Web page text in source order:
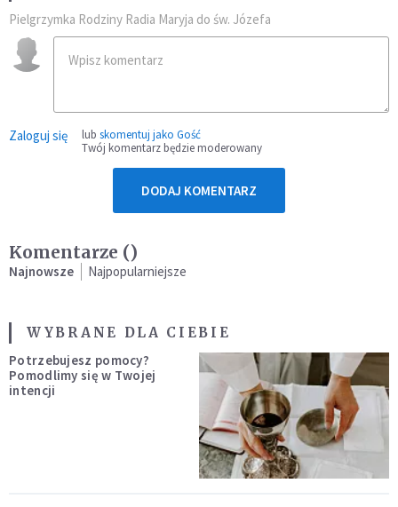
Pielgrzymka Rodziny Radia Maryja do św. Józefa
Zaloguj się lub skomentuj jako Gość
Twój komentarz będzie moderowany
DODAJ KOMENTARZ
Komentarze ()
Najnowsze Najpopularniejsze
WYBRANE DLA CIEBIE
Potrzebujesz pomocy?
Pomodlimy się w Twojej
intencji